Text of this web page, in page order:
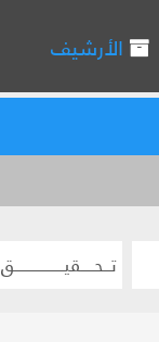
الأرشيف
تــحــــقيـــــــــــــــق